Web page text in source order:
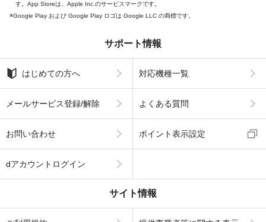
す。App Storeは、Apple Inc.のサービスマークです。
Google Play および Google Play ロゴは Google LLC の商標です。
サポート情報
はじめての方へ 対応機種一覧
メールサービス登録/解除 よくある質問
お問い合わせ ポイント表示設定
dアカウントログイン
サイト情報